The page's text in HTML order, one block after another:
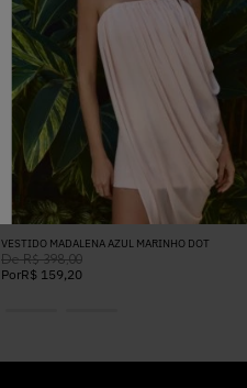
VESTIDO MADALENA AZUL MARINHO DOT
De R$ 398,00
PorR$ 159,20